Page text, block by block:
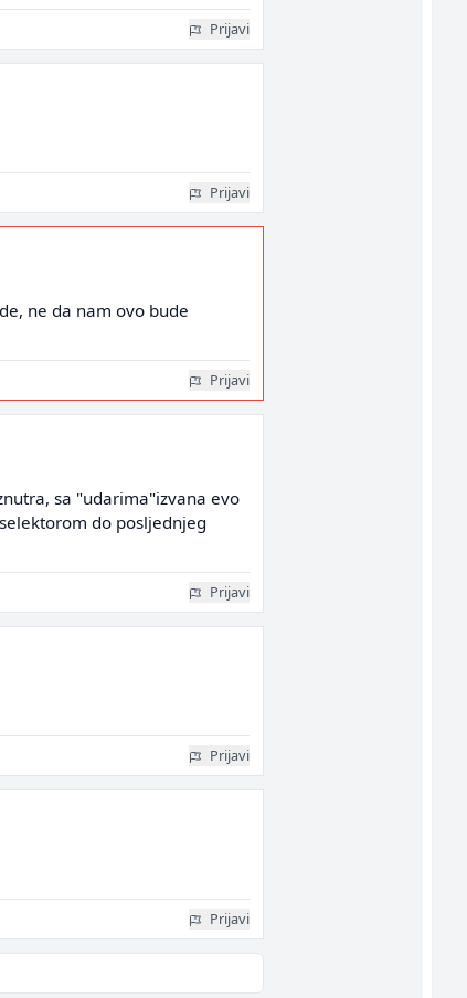
Prijavi
Prijavi
ne da nam ovo bude
Prijavi
sa "udarima"izvana evo
do posljednjeg
Prijavi
Prijavi
Prijavi